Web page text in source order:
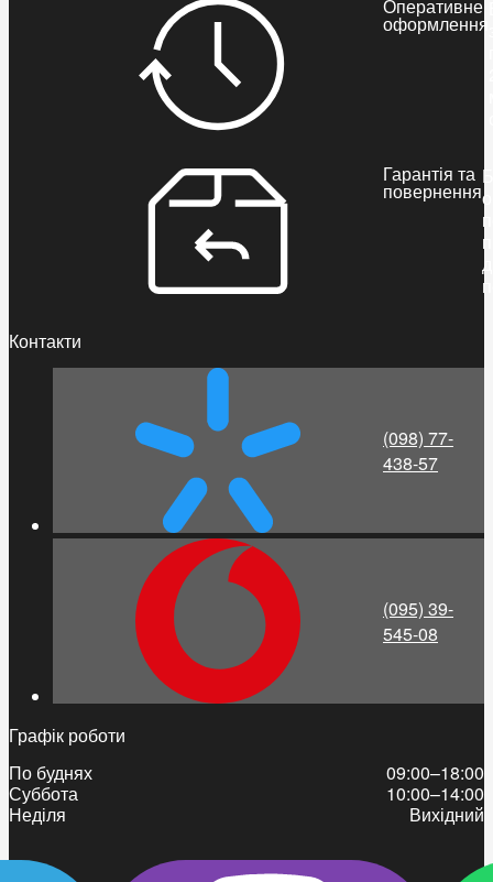
Оперативне
оформлення
Гарантія та
повернення
Контакти
(098) 77-
438-57
(095) 39-
545-08
Графік роботи
По буднях
09:00–18:00
Суббота
10:00–14:00
Неділя
Вихідний